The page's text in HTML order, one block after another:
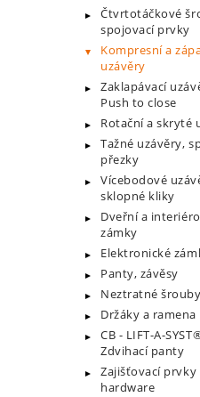
Čtvrtotáčkové
spojovací prvky
Kompresní a
uzávěry
Zaklapávací
Push to close
Rotační a skryté
Tažné uzávěry,
přezky
Vícebodové
sklopné kliky
Dveřní a
zámky
Elektronické
Panty, závěsy
Neztratné šrouby
Držáky a
CB - LIFT-A-
Zdvihací panty
Zajišťovací prvky
hardware